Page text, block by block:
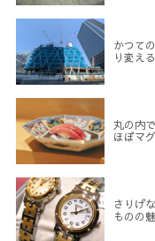
かつて
り変え
丸の内
ほぼマ
さりげ
ものの